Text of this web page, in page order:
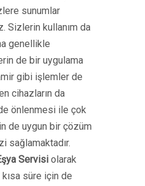
sunumlar
Sizlerin kullanım da
genellikle
de bir uygulama
gibi işlemler de
cihazların da
önlenmesi ile çok
de uygun bir çözüm
sağlamaktadır.
Servisi olarak
süre için de